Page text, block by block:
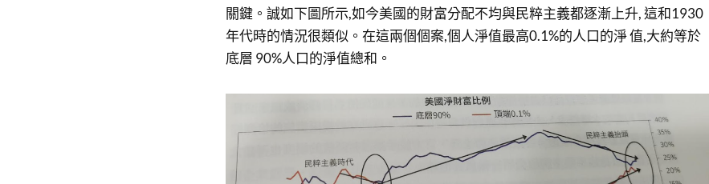
關鍵。誠如下圖所示,如今美國的財富分配不均與民粹主義都逐漸上升, 這和1930
年代時的情況很類似。在這兩個個案,個人淨值最高0.1%的人口的淨 值,大約等於
底層 90%人口的淨值總和。